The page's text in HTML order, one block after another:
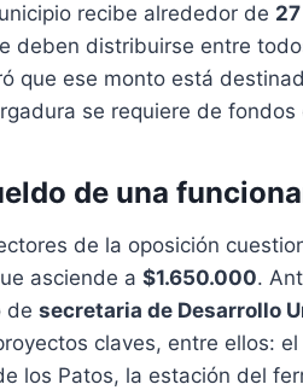
recibe alrededor de
deben distribuirse entre
que ese monto está
se requiere de fondos
de una
de la oposición
asciende a $1.650.000.
de secretaria de Desarrollo
claves, entre ellos:
los Patos, la estación del